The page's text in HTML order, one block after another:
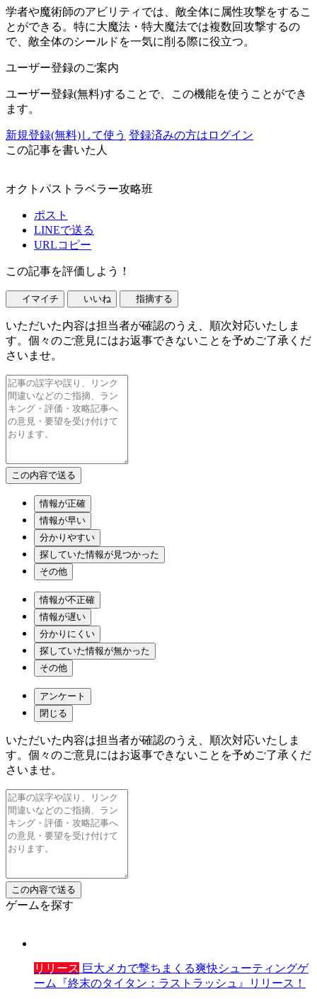
学者や魔術師のアビリティでは、敵全体に属性攻撃をするこ
とができる。特に大魔法・特大魔法では複数回攻撃するの
で、敵全体のシールドを一気に削る際に役立つ。
ユーザー登録のご案内
ユーザー登録(無料)することで、この機能を使うことができ
ます。
新規登録(無料)して使う 登録済みの方はログイン
この記事を書いた人
オクトパストラベラー攻略班
ポスト
LINEで送る
URLコピー
この記事を評価しよう！
イマイチ いいね 指摘する
いただいた内容は担当者が確認のうえ、順次対応いたしま
す。個々のご意見にはお返事できないことを予めご了承くだ
さいませ。
情報が正確
情報が早い
分かりやすい
探していた情報が見つかった
その他
情報が不正確
情報が遅い
分かりにくい
探していた情報が無かった
その他
アンケート
閉じる
いただいた内容は担当者が確認のうえ、順次対応いたしま
す。個々のご意見にはお返事できないことを予めご了承くだ
さいませ。
ゲームを探す
リリース 巨大メカで撃ちまくる爽快シューティングゲ
ーム『終末のタイタン：ラストラッシュ』リリース！